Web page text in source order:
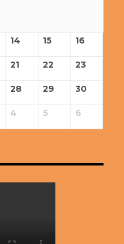
14 15 16
21 22 23
28 29 30
4 5 6